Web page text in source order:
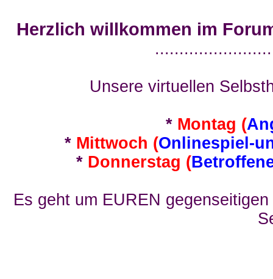
Herzlich willkommen im
Unsere virtuellen
* Montag (
* Mittwoch (Onlinespiel-
* Donnerstag (
Es geht um EUREN